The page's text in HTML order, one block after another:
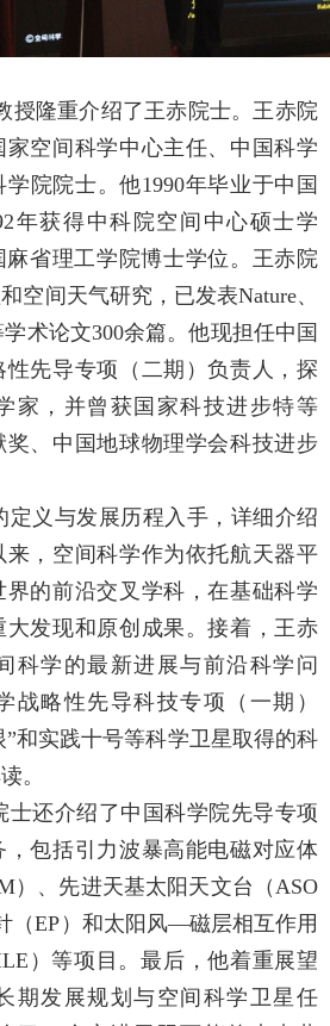
授隆重介绍了王赤院士。王赤院
空间科学中心主任、中国科学
学院院士。他1990年毕业于中国
年获得中科院空间中心硕士学
麻省理工学院博士学位。王赤院
空间天气研究，已发表Nature、
学术论文300余篇。他现担任中国
先导专项（二期）负责人，探
家，并曾获国家科技进步特等
、中国地球物理学会科技进步
义与发展历程入手，详细介绍
来，空间科学作为依托航天器平
的前沿交叉学科，在基础科学
发现和原创成果。接着，王赤
科学的最新进展与前沿科学问
战略性先导科技专项（一期）
”和实践十号等科学卫星取得的科
。
还介绍了中国科学院先导专项
包括引力波暴高能电磁对应体
）、先进天基太阳天文台（ASO
（EP ）和太阳风—磁层相互作用
）等项目。最后，他着重展望
期发展规划与空间科学卫星任